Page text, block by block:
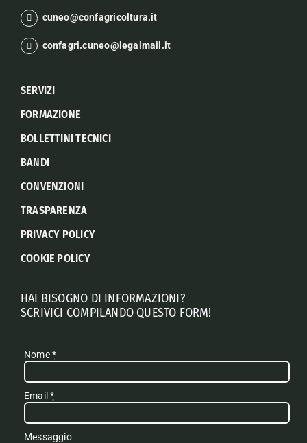
cuneo@confagricoltura.it
confagri.cuneo@legalmail.it
SERVIZI
FORMAZIONE
BOLLETTINI TECNICI
BANDI
CONVENZIONI
TRASPARENZA
PRIVACY POLICY
COOKIE POLICY
HAI BISOGNO DI INFORMAZIONI?
SCRIVICI COMPILANDO QUESTO FORM!
Nome*
Email*
Messaggio